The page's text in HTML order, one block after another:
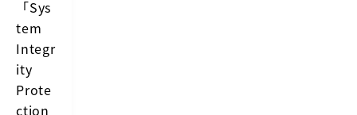
「Sys
tem
Integr
ity
Prote
ction